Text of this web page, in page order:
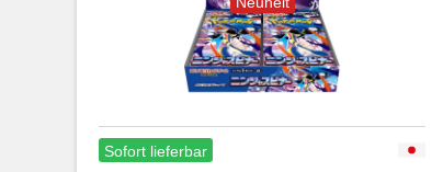
Sofort lieferbar